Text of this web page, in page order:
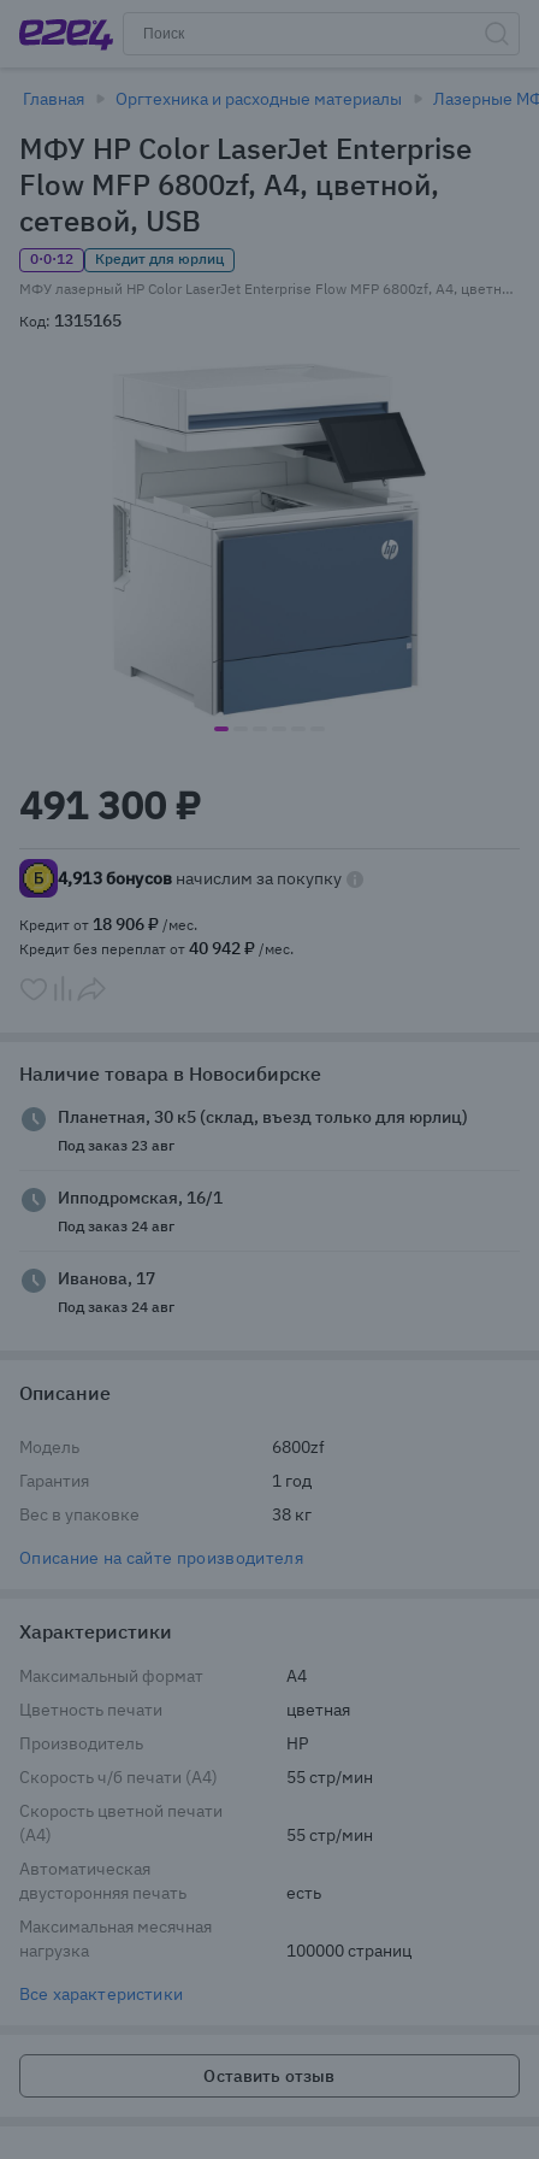
Главная Оргтехника и расходные материалы Лазерные
МФУ HP Color LaserJet Enterprise
Flow MFP 6800zf, A4, цветной,
сетевой, USB
0·0·12
Кредит для юрлиц
МФУ лазерный HP Color LaserJet Enterprise Flow MFP 6800zf, A4, цветной, 55 стр/мин (A4 ч/б), 55 стр/мин (A4 цв.), 1200x1200 dpi, дуплекс, ДАПД-150 листов, сетевой, USB, белый/синий, требуется запуск через АСЦ (6QN36A)
Код: 1315165
item
of
6
491 300 ₽
4,913 бонусов начислим за покупку
Кредит от 18 906 ₽ /мес.
Кредит без переплат от 40 942 ₽ /мес.
Наличие товара в Новосибирске
Планетная, 30 к5 (склад, въезд только для юрлиц)
Под заказ 23 авг
Ипподромская, 16/1
Под заказ 24 авг
Иванова, 17
Под заказ 24 авг
Описание
Модель
6800zf
Гарантия
1 год
Вес в упаковке
38 кг
Описание на сайте производителя
Характеристики
Максимальный формат
A4
Цветность печати
цветная
Производитель
HP
Скорость ч/б печати (A4)
55 стр/мин
Скорость цветной печати
(A4)
55 стр/мин
Автоматическая
двусторонняя печать
есть
Максимальная месячная
нагрузка
100000 страниц
Все характеристики
Оставить отзыв